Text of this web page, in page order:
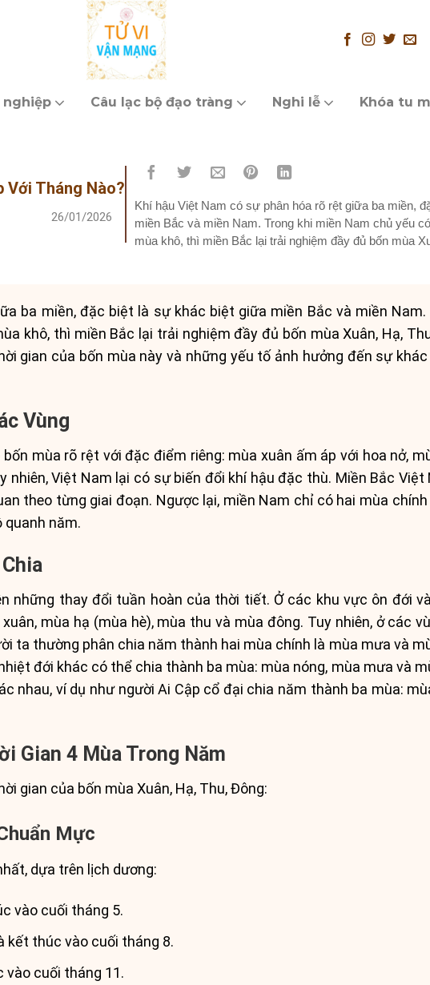
nghiệp Câu lạc bộ đạo tràng Nghi lễ Khóa tu
Với Tháng Nào?
26/01/2026
Khí hậu Việt Nam có sự phân hóa rõ rệt giữa ba miền,
miền Bắc và miền Nam. Trong khi miền Nam chủ yếu
mùa khô, thì miền Bắc lại trải nghiệm đầy đủ bốn mùa
ba miền, đặc biệt là sự khác biệt giữa miền Bắc và miền Nam.
khô, thì miền Bắc lại trải nghiệm đầy đủ bốn mùa Xuân, Hạ,
gian của bốn mùa này và những yếu tố ảnh hưởng đến sự
Vùng
mùa rõ rệt với đặc điểm riêng: mùa xuân ấm áp với hoa nở,
nhiên, Việt Nam lại có sự biến đổi khí hậu đặc thù. Miền Bắc Việt
theo từng giai đoạn. Ngược lại, miền Nam chỉ có hai mùa
quanh năm.
những thay đổi tuần hoàn của thời tiết. Ở các khu vực ôn đới
mùa hạ (mùa hè), mùa thu và mùa đông. Tuy nhiên, ở các
ta thường phân chia năm thành hai mùa chính là mùa mưa và
đới khác có thể chia thành ba mùa: mùa nóng, mùa mưa và
nhau, ví dụ như người Ai Cập cổ đại chia năm thành ba mùa:
Gian 4 Mùa Trong Năm
gian của bốn mùa Xuân, Hạ, Thu, Đông:
Mực
dựa trên lịch dương:
vào cuối tháng 5.
kết thúc vào cuối tháng 8.
vào cuối tháng 11.